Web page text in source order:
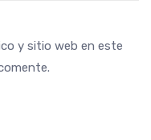
y sitio web en este